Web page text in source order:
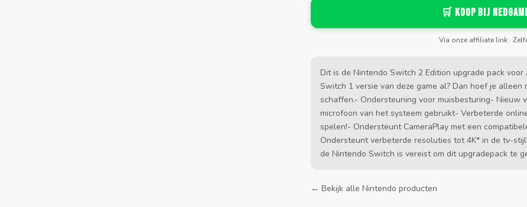
🛒 Koop bij
Via onze affiliate link ·
Dit is de Nintendo Switch 2 Edition upgrade pack
Switch 1 versie van deze game al? Dan hoef je alleen
schaffen.- Ondersteuning voor muisbesturing- Nieuw
microfoon van het systeem gebruikt- Verbeterde
spelen!- Ondersteunt CameraPlay met een
Ondersteunt verbeterde resoluties tot 4K* in de tv-
de Nintendo Switch is vereist om dit upgradepack te
← Bekijk alle Nintendo producten